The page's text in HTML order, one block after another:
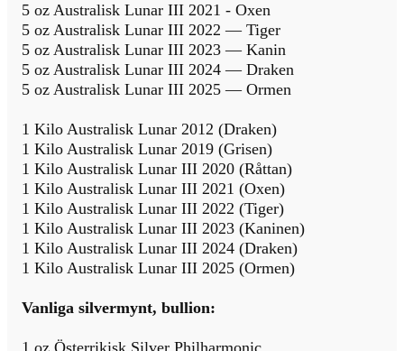
5 oz Australisk Lunar III 2021 - Oxen
5 oz Australisk Lunar III 2022 — Tiger
5 oz Australisk Lunar III 2023 — Kanin
5 oz Australisk Lunar III 2024 — Draken
5 oz Australisk Lunar III 2025 — Ormen
1 Kilo Australisk Lunar 2012 (Draken)
1 Kilo Australisk Lunar 2019 (Grisen)
1 Kilo Australisk Lunar III 2020 (Råttan)
1 Kilo Australisk Lunar III 2021 (Oxen)
1 Kilo Australisk Lunar III 2022 (Tiger)
1 Kilo Australisk Lunar III 2023 (Kaninen)
1 Kilo Australisk Lunar III 2024 (Draken)
1 Kilo Australisk Lunar III 2025 (Ormen)
Vanliga silvermynt, bullion: